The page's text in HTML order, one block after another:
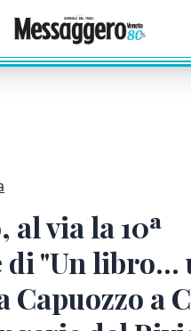
al via la 10ª
di "Un libro...
Capuozzo a